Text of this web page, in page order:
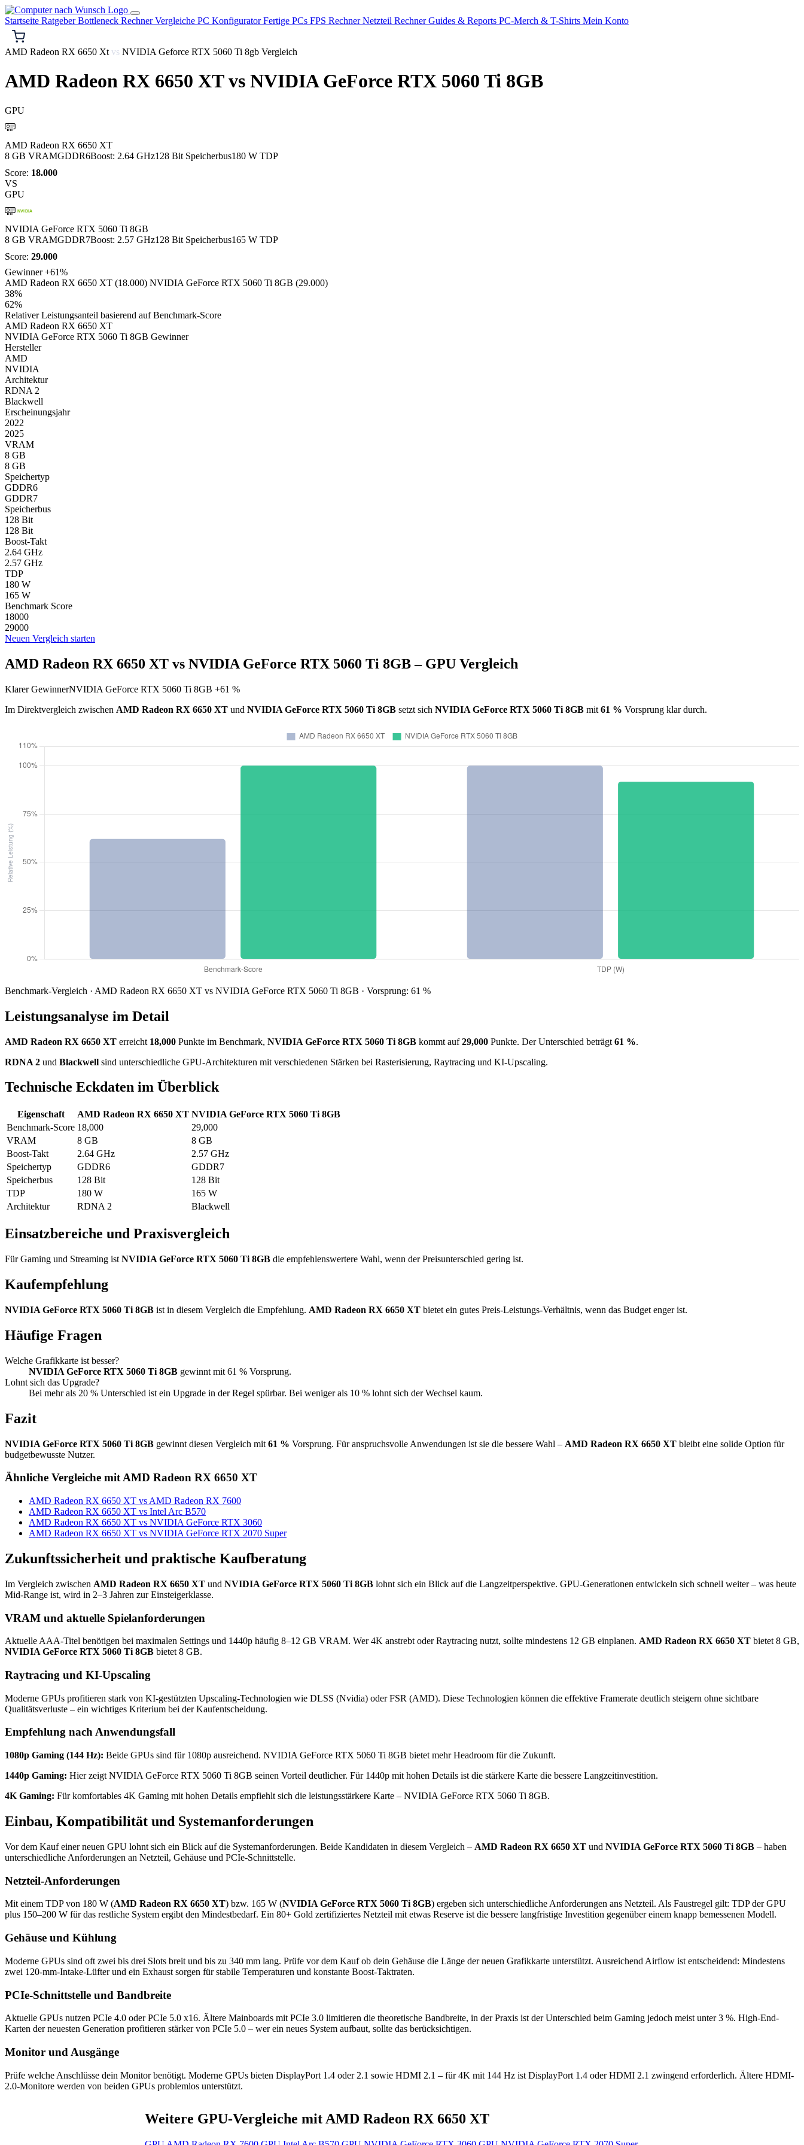
Startseite RatgeberBottleneck RechnerVergleiche PC KonfiguratorFertige PCs FPS RechnerNetzteil RechnerGuides & Reports PC-Merch & T-Shirts Mein Konto
AMD Radeon RX 6650 Xt vs NVIDIA Geforce RTX 5060 Ti 8gb Vergleich
AMD Radeon RX 6650 XTvs NVIDIA GeForce RTX 5060 Ti 8GB
GPU
AMD Radeon RX 6650 XT
8 GB VRAMGDDR6Boost: 2.64 GHz128 Bit Speicherbus180 W TDP
Score: 18.000
VS
GPU
NVIDIA
NVIDIA GeForce RTX 5060 Ti 8GB
8 GB VRAMGDDR7Boost: 2.57 GHz128 Bit Speicherbus165 W TDP
Score: 29.000
Gewinner+61%
AMD Radeon RX 6650 XT (18.000) NVIDIA GeForce RTX 5060 Ti 8GB (29.000)
38%
62%
Relativer Leistungsanteil basierend auf Benchmark-Score
AMD Radeon RX 6650 XT
NVIDIA GeForce RTX 5060 Ti 8GB Gewinner
Hersteller
AMD
NVIDIA
Architektur
RDNA 2
Blackwell
Erscheinungsjahr
2022
2025
VRAM
8 GB
8 GB
Speichertyp
GDDR6
GDDR7
Speicherbus
128 Bit
128 Bit
Boost-Takt
2.64 GHz
2.57 GHz
TDP
180 W
165 W
Benchmark Score
18000
29000
Neuen Vergleich starten
AMD Radeon RX 6650 XT vs NVIDIA GeForce RTX 5060 Ti 8GB – GPU Vergleich
Klarer GewinnerNVIDIA GeForce RTX 5060 Ti 8GB +61 %
Im Direktvergleich zwischen AMD Radeon RX 6650 XT und NVIDIA GeForce RTX 5060 Ti 8GB setzt sich NVIDIA GeForce RTX 5060 Ti 8GB mit 61 % Vorsprung klar durch.
Benchmark-Vergleich · AMD Radeon RX 6650 XT vs NVIDIA GeForce RTX 5060 Ti 8GB · Vorsprung: 61 %
Leistungsanalyse im Detail
AMD Radeon RX 6650 XT erreicht 18,000 Punkte im Benchmark, NVIDIA GeForce RTX 5060 Ti 8GB kommt auf29,000 Punkte. Der Unterschied beträgt 61 %.
RDNA 2 und Blackwell sind unterschiedliche GPU-Architekturen mit verschiedenen Stärken bei Rasterisierung, Raytracing und KI-Upscaling.
Technische Eckdaten im Überblick
Eigenschaft AMD Radeon RX 6650 XT NVIDIA GeForce RTX 5060 Ti 8GB
Benchmark-Score 18,000
29,000
VRAM
8 GB
8 GB
Boost-Takt
2.64 GHz
2.57 GHz
Speichertyp
GDDR6
GDDR7
Speicherbus
128 Bit
128 Bit
TDP
180 W
165 W
Architektur
RDNA 2 Blackwell
Einsatzbereiche und Praxisvergleich
Für Gaming und Streaming ist NVIDIA GeForce RTX 5060 Ti 8GB die empfehlenswertere Wahl, wenn der Preisunterschied gering ist.
Kaufempfehlung
NVIDIA GeForce RTX 5060 Ti 8GB ist in diesem Vergleich die Empfehlung. AMD Radeon RX 6650 XT bietet ein gutes Preis-Leistungs-Verhältnis, wenn das Budget enger ist.
Häufige Fragen
Welche Grafikkarte ist besser?
NVIDIA GeForce RTX 5060 Ti 8GB gewinnt mit 61 % Vorsprung.
Lohnt sich das Upgrade?
Bei mehr als 20 % Unterschied ist ein Upgrade in der Regel spürbar. Bei weniger als 10 % lohnt sich der Wechsel kaum.
Fazit
NVIDIA GeForce RTX 5060 Ti 8GB gewinnt diesen Vergleich mit 61 % Vorsprung. Für anspruchsvolle Anwendungen ist sie die bessere Wahl – AMD Radeon RX 6650 XT bleibt eine solide Option für
budgetbewusste Nutzer.
Ähnliche Vergleiche mit AMD Radeon RX 6650 XT
AMD Radeon RX 6650 XT vs AMD Radeon RX 7600
AMD Radeon RX 6650 XT vs Intel Arc B570
AMD Radeon RX 6650 XT vs NVIDIA GeForce RTX 3060
AMD Radeon RX 6650 XT vs NVIDIA GeForce RTX 2070 Super
Zukunftssicherheit und praktische Kaufberatung
Im Vergleich zwischen AMD Radeon RX 6650 XT und NVIDIA GeForce RTX 5060 Ti 8GB lohnt sich ein Blick auf die Langzeitperspektive. GPU-Generationen entwickeln sich schnell weiter – was heute
Mid-Range ist, wird in 2–3 Jahren zur Einsteigerklasse.
VRAM und aktuelle Spielanforderungen
Aktuelle AAA-Titel benötigen bei maximalen Settings und 1440p häufig 8–12 GB VRAM. Wer 4K anstrebt oder Raytracing nutzt, sollte mindestens 12 GB einplanen. AMD Radeon RX 6650 XT bietet 8 GB,
NVIDIA GeForce RTX 5060 Ti 8GB bietet 8 GB.
Raytracing und KI-Upscaling
Moderne GPUs profitieren stark von KI-gestützten Upscaling-Technologien wie DLSS (Nvidia) oder FSR (AMD). Diese Technologien können die effektive Framerate deutlich steigern ohne sichtbare
Qualitätsverluste – ein wichtiges Kriterium bei der Kaufentscheidung.
Empfehlung nach Anwendungsfall
1080p Gaming (144 Hz): Beide GPUs sind für 1080p ausreichend. NVIDIA GeForce RTX 5060 Ti 8GB bietet mehr Headroom für die Zukunft.
1440p Gaming: Hier zeigt NVIDIA GeForce RTX 5060 Ti 8GB seinen Vorteil deutlicher. Für 1440p mit hohen Details ist die stärkere Karte die bessere Langzeitinvestition.
4K Gaming: Für komfortables 4K Gaming mit hohen Details empfiehlt sich die leistungsstärkere Karte – NVIDIA GeForce RTX 5060 Ti 8GB.
Einbau, Kompatibilität und Systemanforderungen
Vor dem Kauf einer neuen GPU lohnt sich ein Blick auf die Systemanforderungen. Beide Kandidaten in diesem Vergleich – AMD Radeon RX 6650 XT und NVIDIA GeForce RTX 5060 Ti 8GB – haben
unterschiedliche Anforderungen an Netzteil, Gehäuse und PCIe-Schnittstelle.
Netzteil-Anforderungen
Mit einem TDP von 180 W (AMD Radeon RX 6650 XT) bzw. 165 W (NVIDIA GeForce RTX 5060 Ti 8GB) ergeben sich unterschiedliche Anforderungen ans Netzteil. Als Faustregel gilt: TDP der GPU
plus 150–200 W für das restliche System ergibt den Mindestbedarf. Ein 80+ Gold zertifiziertes Netzteil mit etwas Reserve ist die bessere langfristige Investition gegenüber einem knapp bemessenen Modell.
Gehäuse und Kühlung
Moderne GPUs sind oft zwei bis drei Slots breit und bis zu 340 mm lang. Prüfe vor dem Kauf ob dein Gehäuse die Länge der neuen Grafikkarte unterstützt. Ausreichend Airflow ist entscheidend: Mindestens
zwei 120-mm-Intake-Lüfter und ein Exhaust sorgen für stabile Temperaturen und konstante Boost-Taktraten.
PCIe-Schnittstelle und Bandbreite
Aktuelle GPUs nutzen PCIe 4.0 oder PCIe 5.0 x16. Ältere Mainboards mit PCIe 3.0 limitieren die theoretische Bandbreite, in der Praxis ist der Unterschied beim Gaming jedoch meist unter 3 %. High-End-
Karten der neuesten Generation profitieren stärker von PCIe 5.0 – wer ein neues System aufbaut, sollte das berücksichtigen.
Monitor und Ausgänge
Prüfe welche Anschlüsse dein Monitor benötigt. Moderne GPUs bieten DisplayPort 1.4 oder 2.1 sowie HDMI 2.1 – für 4K mit 144 Hz ist DisplayPort 1.4 oder HDMI 2.1 zwingend erforderlich. Ältere HDMI-
2.0-Monitore werden von beiden GPUs problemlos unterstützt.
Weitere GPU-Vergleiche mit AMD Radeon RX 6650 XT